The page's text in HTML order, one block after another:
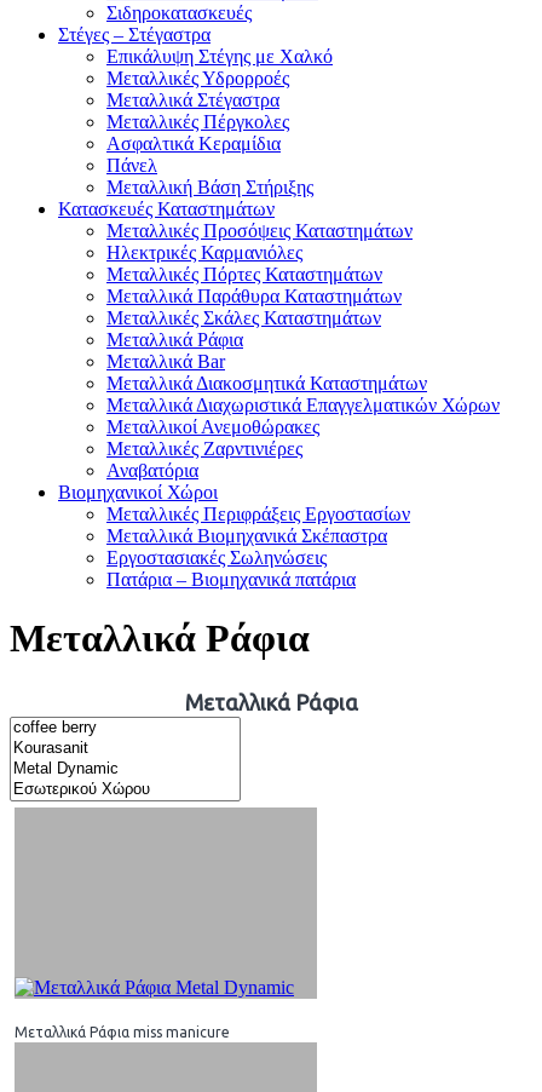
Σιδηροκατασκευές
Στέγες – Στέγαστρα
Επικάλυψη Στέγης με Χαλκό
Μεταλλικές Υδρορροές
Μεταλλικά Στέγαστρα
Μεταλλικές Πέργκολες
Ασφαλτικά Κεραμίδια
Πάνελ
Μεταλλική Βάση Στήριξης
Κατασκευές Καταστημάτων
Μεταλλικές Προσόψεις Καταστημάτων
Ηλεκτρικές Καρμανιόλες
Μεταλλικές Πόρτες Καταστημάτων
Μεταλλικά Παράθυρα Καταστημάτων
Μεταλλικές Σκάλες Καταστημάτων
Μεταλλικά Ράφια
Μεταλλικά Bar
Μεταλλικά Διακοσμητικά Καταστημάτων
Μεταλλικά Διαχωριστικά Επαγγελματικών Χώρων
Μεταλλικοί Ανεμοθώρακες
Μεταλλικές Ζαρντινιέρες
Αναβατόρια
Βιομηχανικοί Χώροι
Μεταλλικές Περιφράξεις Εργοστασίων
Μεταλλικά Βιομηχανικά Σκέπαστρα
Εργοστασιακές Σωληνώσεις
Πατάρια – Βιομηχανικά πατάρια
Μεταλλικά Ράφια
Μεταλλικά Ράφια
Μεταλλικά Ράφια miss manicure